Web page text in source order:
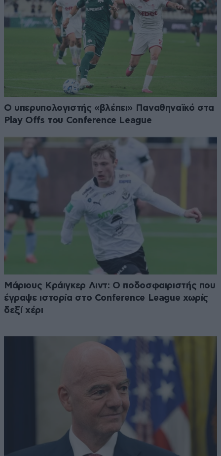
Ο υπερυπολογιστής «βλέπει» Παναθηναϊκό στα
Play Offs του Conference League
Μάριους Κράιγκερ Λιντ: Ο ποδοσφαιριστής που
έγραψε ιστορία στο Conference League χωρίς
δεξί χέρι